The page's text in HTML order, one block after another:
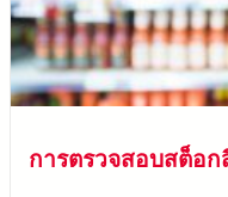
การตรวจสอบสต็อ